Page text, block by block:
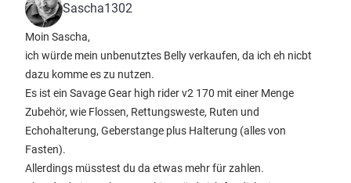
Sascha1302
Moin Sascha,
ich würde mein unbenutztes Belly verkaufen, da ich eh nicbt
dazu komme es zu nutzen.
Es ist ein Savage Gear high rider v2 170 mit einer Menge
Zubehör, wie Flossen, Rettungsweste, Ruten und
Echohalterung, Geberstange plus Halterung (alles von
Fasten).
Allerdings müsstest du da etwas mehr für zahlen.